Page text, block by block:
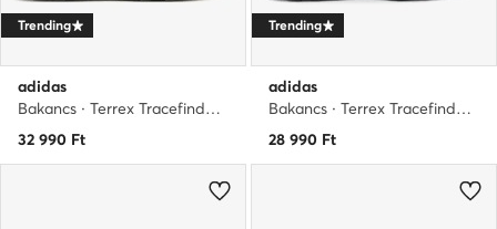
Trending
adidas
Bakancs · Terrex Tracefinder 2 Climaproof JR9135 · Khaki
32 990 Ft
Trending
adidas
Bakancs · Terrex Tracefinder 2 IH2930 · Fekete
28 990 Ft